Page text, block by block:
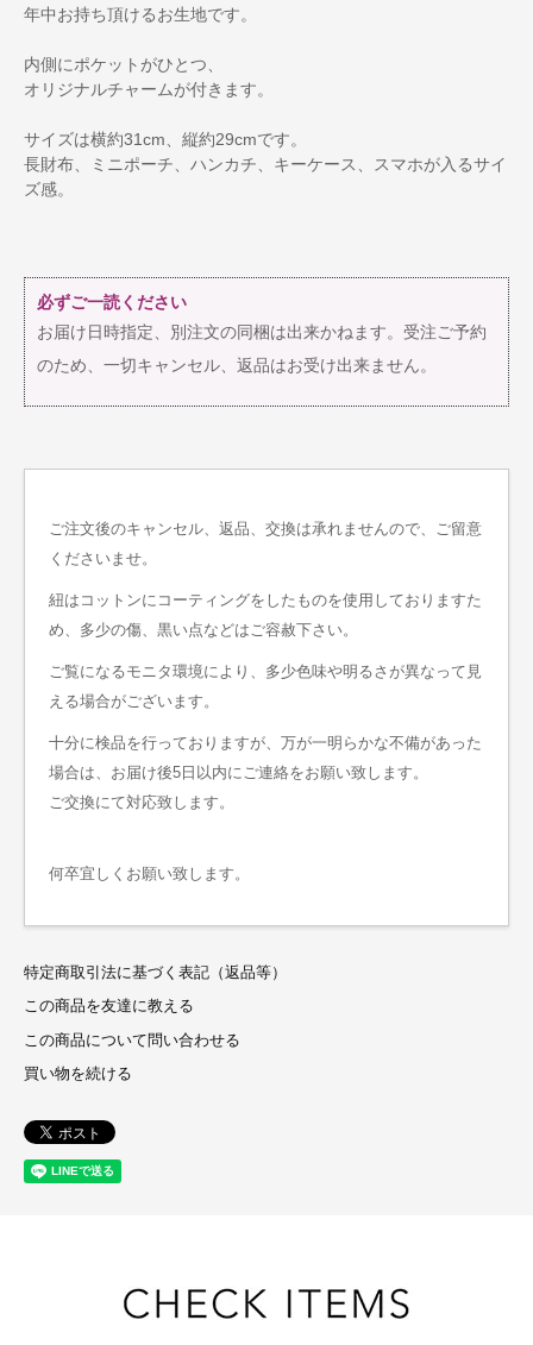
年中お持ち頂けるお生地です。
内側にポケットがひとつ、
オリジナルチャームが付きます。
サイズは横約31cm、縦約29cmです。
長財布、ミニポーチ、ハンカチ、キーケース、スマホが入るサイ
ズ感。
必ずご一読ください
お届け日時指定、別注文の同梱は出来かねます。受注ご予約
のため、一切キャンセル、返品はお受け出来ません。
ご注文後のキャンセル、返品、交換は承れませんので、ご留意
くださいませ。
紐はコットンにコーティングをしたものを使用しておりますた
め、多少の傷、黒い点などはご容赦下さい。
ご覧になるモニタ環境により、多少色味や明るさが異なって見
える場合がございます。
十分に検品を行っておりますが、万が一明らかな不備があった
場合は、お届け後5日以内にご連絡をお願い致します。
ご交換にて対応致します。
何卒宜しくお願い致します。
特定商取引法に基づく表記（返品等）
この商品を友達に教える
この商品について問い合わせる
買い物を続ける